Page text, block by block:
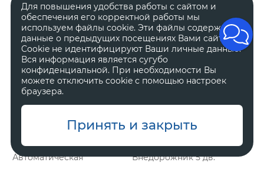
Гибрид
Автоматическая
Внедорожник 5 дв.
Для повышения удобства работы с сайтом и
обеспечения его корректной работы мы
используем файлы cookie. Эти файлы содержат
данные о предыдущих посещениях Вами сайта.
Cookie не идентифицируют Ваши личные данные.
Вся информация является сугубо
конфиденциальной. При необходимости Вы
можете отключить cookie с помощью настроек
браузера.
Принять и закрыть